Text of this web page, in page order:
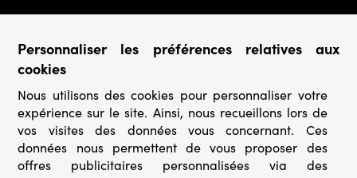
› Conditions de vente
› Conditions d’utilisation
› Confidentialité & Protection des Données
› Informations légales
Personnaliser les préférences relatives aux
cookies
Nous utilisons des cookies pour personnaliser votre
expérience sur le site. Ainsi, nous recueillons lors de
vos visites des données vous concernant. Ces
données nous permettent de vous proposer des
offres publicitaires personnalisées via des